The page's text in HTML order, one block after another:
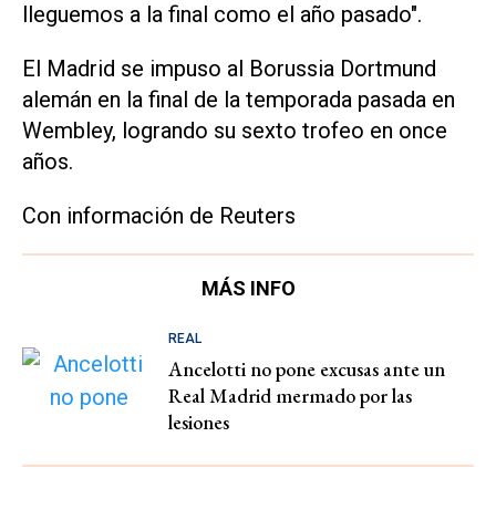
lleguemos a la final como el año pasado".
El Madrid se impuso al Borussia Dortmund
alemán en la final de la temporada pasada en
Wembley, logrando su sexto trofeo en once
años.
Con información de Reuters
MÁS INFO
REAL
Ancelotti no pone excusas ante un
Real Madrid mermado por las
lesiones